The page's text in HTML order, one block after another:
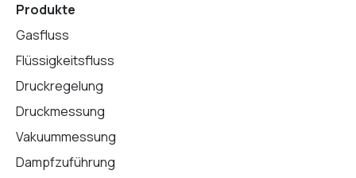
Produkte
Gasfluss
Flüssigkeitsfluss
Druckregelung
Druckmessung
Vakuummessung
Dampfzuführung